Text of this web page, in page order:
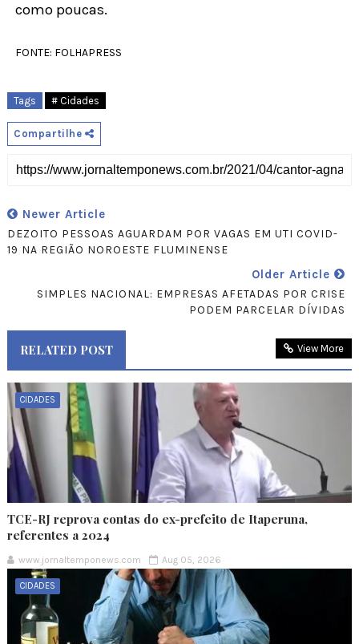
como poucas.
FONTE: FOLHAPRESS
Tags # Cidades
Compartilhe
Newer Article
DEZOITO PESSOAS AGUARDAM POR VAGAS EM UTI COVID-
19 NA REGIÃO NOROESTE FLUMINENSE
Older Article
SIMPLES NACIONAL: EMPRESAS AFETADAS POR CRISE
PODEM PARCELAR DÍVIDAS
RELATED POST View More
CIDADES
TCE-RJ reprova contas do ex-prefeito de Itaperuna,
referentes a 2024
www.jornaltemponews.com Aug 05, 2026
CIDADES